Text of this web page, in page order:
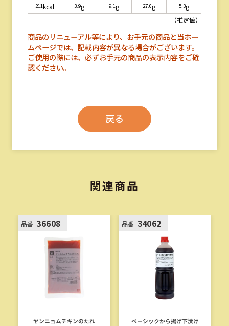
211kcal 3.9g 9.1g 27.0g 5.3g
（推定値）
商品のリニューアル等により、お手元の商品と当ホー
ムページでは、記載内容が異なる場合がございます。
ご使用の際には、必ずお手元の商品の表示内容をご確
認ください。
戻る
関連商品
品番 36608
ヤンニョムチキンのたれ
品番 34062
ベーシックから揚げ下漬け